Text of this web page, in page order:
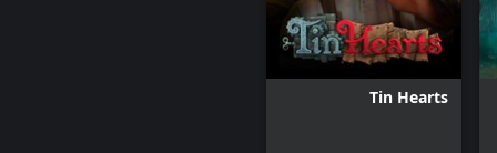
Tin Hearts